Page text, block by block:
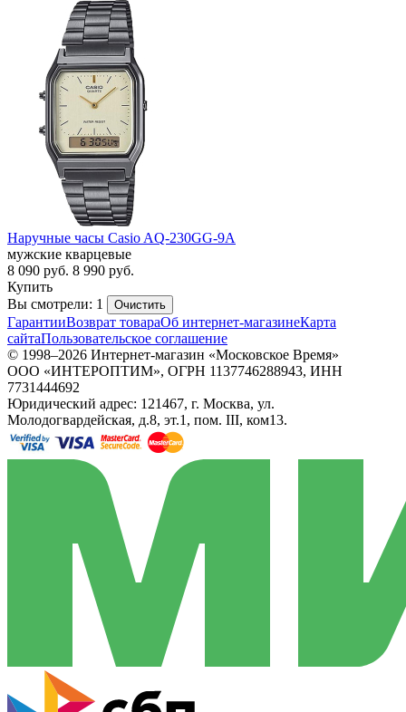
Наручные часы Casio AQ-230GG-9A
мужские кварцевые
8 090 руб. 8 990 руб.
Купить
Вы смотрели: 1
Очистить
ГарантииВозврат товараОб интернет-магазинеКарта
сайтаПользовательское соглашение
© 1998–2026 Интернет-магазин «Московское Время»
ООО «ИНТЕРОПТИМ», ОГРН 1137746288943, ИНН
7731444692
Юридический адрес: 121467, г. Москва, ул.
Молодогвардейская, д.8, эт.1, пом. III, ком13.